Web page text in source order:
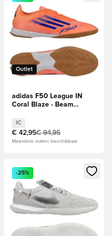
Outlet
adidas F50 League IN
Coral Blaze - Beam
IC
€ 42,95€ 94,95
Meerdere maten beschikbaar
of je aan te melden als
Opent een venster om in te
-25%